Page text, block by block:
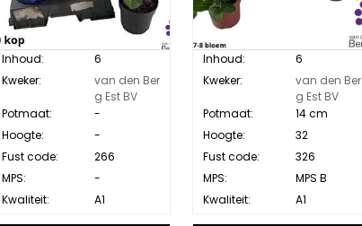
Inhoud:
6
Kweker:
van den Ber
g Est BV
Potmaat:
-
Hoogte:
-
Fust code:
266
MPS:
-
Kwaliteit:
A1
Inhoud:
6
Kweker:
van den Ber
g Est BV
Potmaat:
14 cm
Hoogte:
32
Fust code:
326
MPS:
MPS B
Kwaliteit:
A1